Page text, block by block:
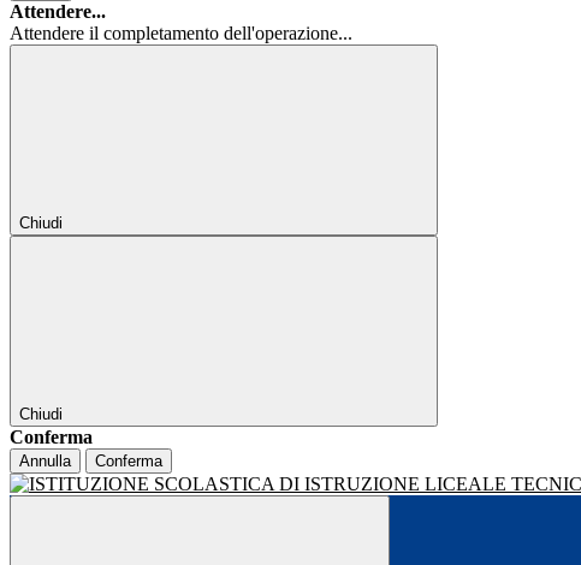
Attendere...
Attendere il completamento dell'operazione...
Chiudi
Chiudi
Conferma
Annulla Conferma